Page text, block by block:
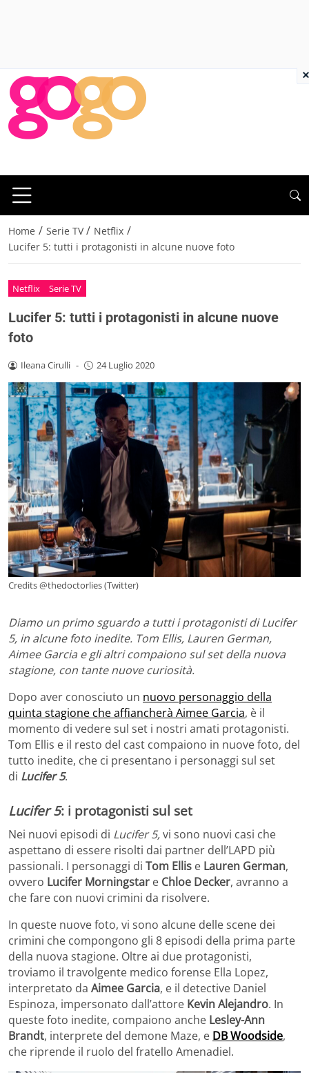
Home / Serie TV / Netflix /
Lucifer 5: tutti i protagonisti in alcune nuove foto
Netflix Serie TV
Lucifer 5: tutti i protagonisti in alcune nuove
foto
Ileana Cirulli - 24 Luglio 2020
Credits @thedoctorlies (Twitter)
Diamo un primo sguardo a tutti i protagonisti di Lucifer
5, in alcune foto inedite. Tom Ellis, Lauren German,
Aimee Garcia e gli altri compaiono sul set della nuova
stagione, con tante nuove curiosità.
Dopo aver conosciuto un nuovo personaggio della
quinta stagione che affiancherà Aimee Garcia, è il
momento di vedere sul set i nostri amati protagonisti.
Tom Ellis e il resto del cast compaiono in nuove foto, del
tutto inedite, che ci presentano i personaggi sul set
di Lucifer 5.
Lucifer 5: i protagonisti sul set
Nei nuovi episodi di Lucifer 5,vi sono nuovi casi che
aspettano di essere risolti dai partner dell’LAPD più
passionali. I personaggi di Tom Ellis e Lauren German,
ovvero Lucifer Morningstar e Chloe Decker, avranno a
che fare con nuovi crimini da risolvere.
In queste nuove foto, vi sono alcune delle scene dei
crimini che compongono gli 8 episodi della prima parte
della nuova stagione. Oltre ai due protagonisti,
troviamo il travolgente medico forense Ella Lopez,
interpretato da Aimee Garcia, e il detective Daniel
Espinoza, impersonato dall’attore Kevin Alejandro. In
queste foto inedite, compaiono anche Lesley-Ann
Brandt, interprete del demone Maze, e DB Woodside,
che riprende il ruolo del fratello Amenadiel.
×